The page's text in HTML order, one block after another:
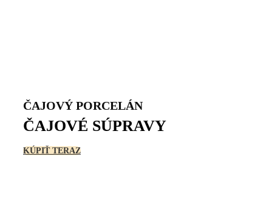
ČAJOVÝ PORCELÁN
ČAJOVÉ SÚPRAVY
KÚPIŤ TERAZ